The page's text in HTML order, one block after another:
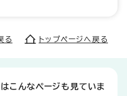
る トップページへ戻る
こんなページも見ていま